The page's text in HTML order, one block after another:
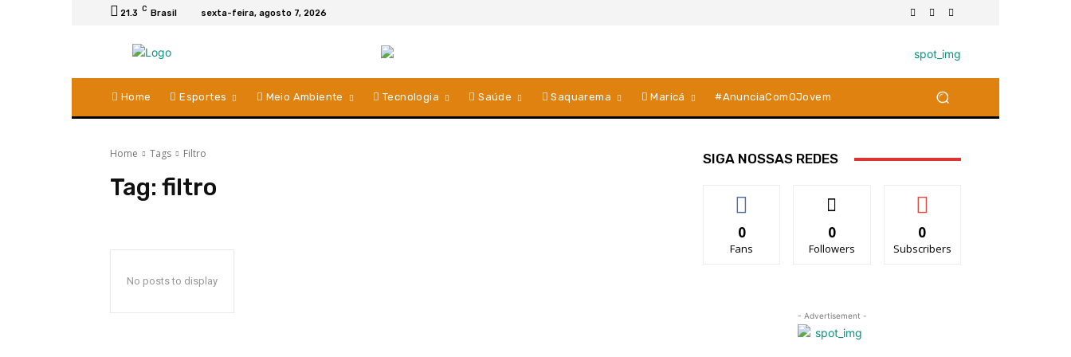
21.3 C Brasil sexta-feira, agosto 7, 2026
Home Esportes Meio Ambiente Tecnologia Saúde Saquarema Maricá #AnunciaComOJovem
Home Tags Filtro
Tag: filtro
No posts to display
SIGA NOSSAS REDES
0
Fans
0
Followers
0
Subscribers
- Advertisement -